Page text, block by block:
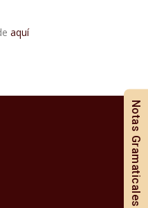
aquí
Notas Gramaticales